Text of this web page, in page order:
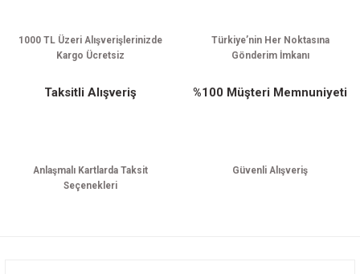
1000 TL Üzeri Alışverişlerinizde
Kargo Ücretsiz
Türkiye’nin Her Noktasına
Gönderim İmkanı
Taksitli Alışveriş
Anlaşmalı Kartlarda Taksit
Seçenekleri
%100 Müşteri Memnuniyeti
Güvenli Alışveriş